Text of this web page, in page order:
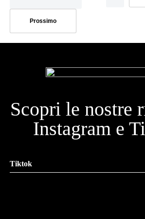
Prossimo
Scopri le nostre
Instagram e
Tiktok